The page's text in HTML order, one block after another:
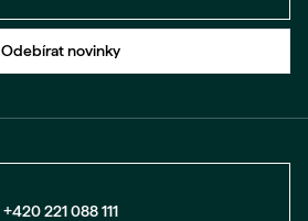
Odebírat novinky
+420 221 088 111